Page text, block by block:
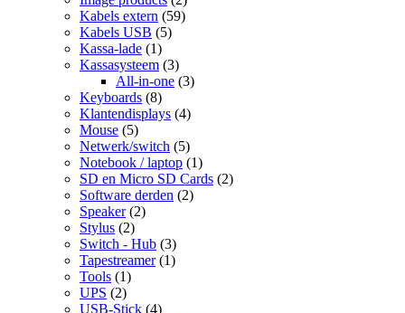
Kabels extern (59)
Kabels USB (5)
Kassa-lade (1)
Kassasysteem (3)
All-in-one (3)
Keyboards (8)
Klantendisplays (4)
Mouse (5)
Netwerk/switch (5)
Notebook / laptop (1)
SD en Micro SD Cards (2)
Software derden (2)
Speaker (2)
Stylus (2)
Switch - Hub (3)
Tapestreamer (1)
Tools (1)
UPS (2)
USB-Stick (4)